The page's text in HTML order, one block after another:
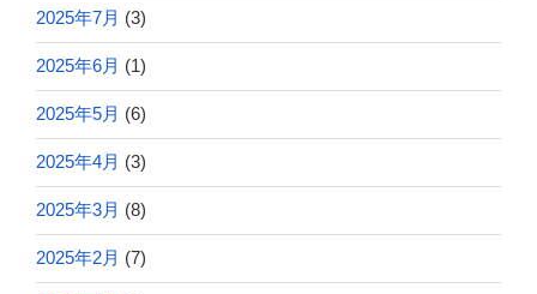
2025年7月 (3)
2025年6月 (1)
2025年5月 (6)
2025年4月 (3)
2025年3月 (8)
2025年2月 (7)